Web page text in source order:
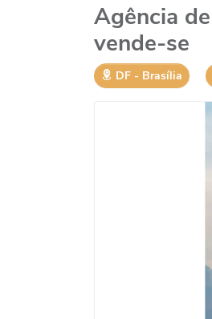
Agência
vende-se
DF ‐ Brasília